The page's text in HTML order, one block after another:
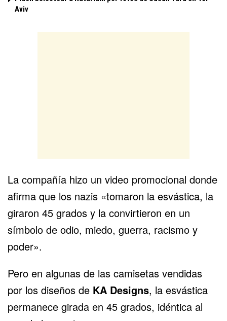
Aviv
La compañía hizo un video promocional donde
afirma que los nazis «tomaron la esvástica, la
giraron 45 grados y la convirtieron en un
símbolo de odio, miedo, guerra, racismo y
poder».
Pero en algunas de las camisetas vendidas
por los diseños de KA Designs, la esvástica
permanece girada en 45 grados, idéntica al